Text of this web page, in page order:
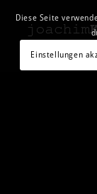
Diese Seite
Einstellungen